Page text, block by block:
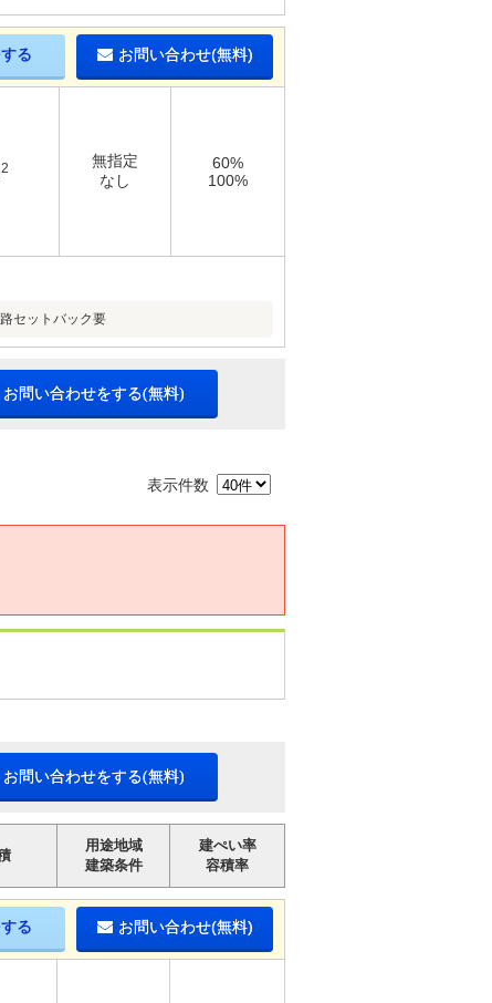
る お問い合わせ(無料)
2
無指定
なし
60%
100%
セットバック要
お問い合わせをする(無料)
表示件数
お問い合わせをする(無料)
用途地域
建築条件
建ぺい率
容積率
る お問い合わせ(無料)